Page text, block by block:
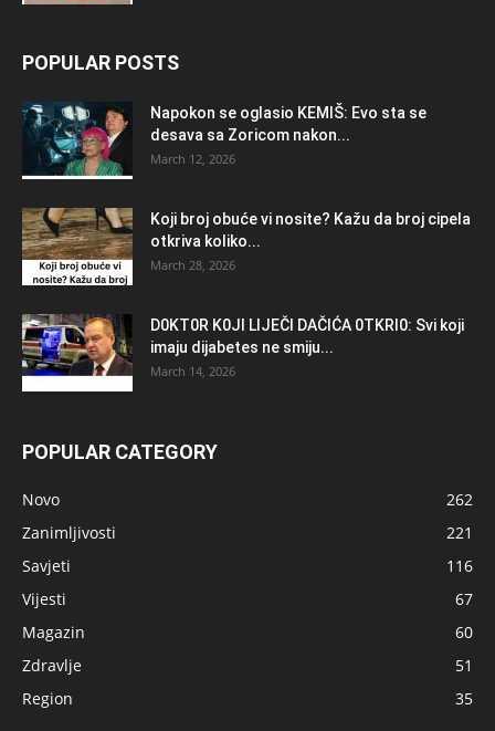
POPULAR POSTS
Napokon se oglasio KEMlŠ: Evo sta se
desava sa Zoricom nakon...
March 12, 2026
Koji broj obuće vi nosite? Kažu da broj cipela
otkriva koliko...
March 28, 2026
D0KT0R K0Jl LlJEČl DAČlĆA 0TKRl0: Svi koji
imaju dijabetes ne smiju...
March 14, 2026
POPULAR CATEGORY
Novo
262
Zanimljivosti
221
Savjeti
116
Vijesti
67
Magazin
60
Zdravlje
51
Region
35